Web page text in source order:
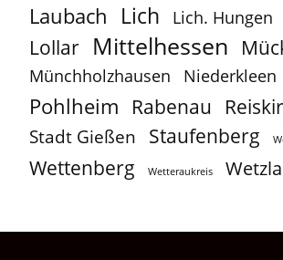
Laubach Lich Lich. Hungen
Lollar Mittelhessen
Münchholzhausen Niederkleen
Pohlheim Rabenau
Stadt Gießen Staufenberg
Wettenberg Wetteraukreis